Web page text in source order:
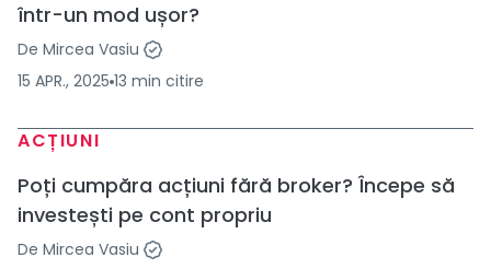
într-un mod ușor?
De Mircea Vasiu
15 APR., 2025 13 min citire
ACȚIUNI
Poți cumpăra acțiuni fără broker? Începe să
investești pe cont propriu
De Mircea Vasiu